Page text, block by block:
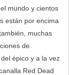
mundo y cientos
están por encima
muchas
de
épico y a la vez
Red Dead